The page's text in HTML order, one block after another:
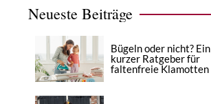
Neueste Beiträge
Bügeln oder nicht? Ein
kurzer Ratgeber für
faltenfreie Klamotten